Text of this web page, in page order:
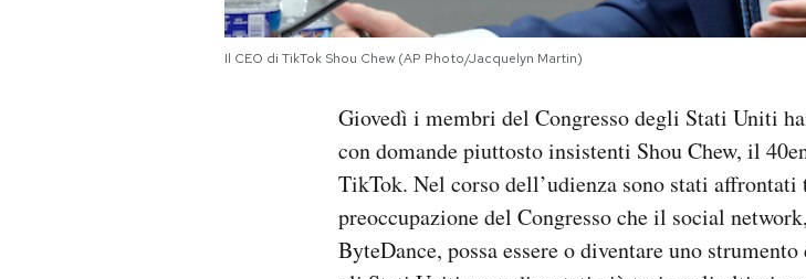
AREA PERSONALE
Il CEO di TikTok Shou Chew (AP Photo/Jacquelyn Martin)
Giovedì i membri del Congresso degli Stati Uniti
con domande piuttosto insistenti Shou Chew, il
TikTok. Nel corso dell’udienza sono stati
preoccupazione del Congresso che il social
ByteDance, possa essere o diventare uno